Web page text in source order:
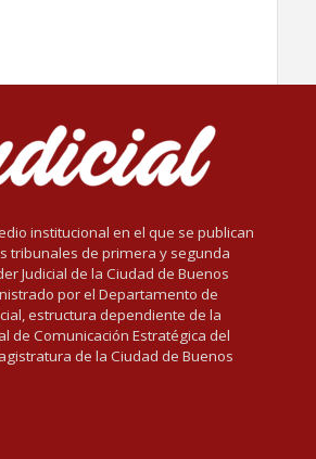
institucional en el que se publican
tribunales de primera y segunda
Judicial de la Ciudad de Buenos
por el Departamento de
estructura dependiente de la
de Comunicación Estratégica del
de la Ciudad de Buenos